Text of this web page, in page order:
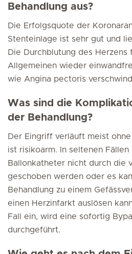
Behandlung aus?
Die Erfolgsquote der
Stenteinlage ist sehr gut und
Die Durchblutung des Herzens
Allgemeinen wieder
wie Angina pectoris
Was sind die
der Behandlung?
Der Eingriff verläuft meist
ist risikoarm. In seltenen Fällen
Ballonkatheter nicht durch die
geschoben werden oder es
Behandlung zu einem
einen Herzinfarkt auslösen
Fall ein, wird eine sofortig
durchgeführt.